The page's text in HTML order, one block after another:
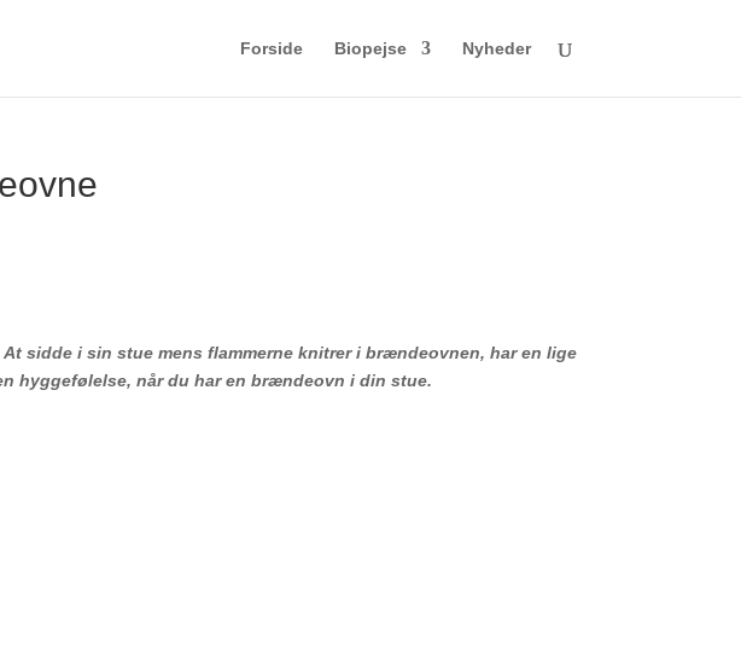
Forside Biopejse Nyheder
At sidde i sin stue mens flammerne knitrer i brændeovnen, har en lige
hyggefølelse, når du har en brændeovn i din stue.